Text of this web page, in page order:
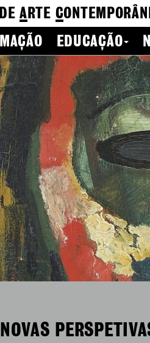
DEA RTE C
EDUCAÇÃO